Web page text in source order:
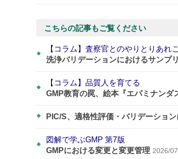
こちらの記事もご覧ください
【コラム】査察官とのやりとりあれ
洗浄バリデーションにおけるサンプ
【コラム】品質人を育てる
GMP教育の罠、絵本『エパミナンダ
PIC/S、適格性評価・バリデーショ
図解で学ぶGMP 第7版
GMPにおける変更と変更管理 2026/